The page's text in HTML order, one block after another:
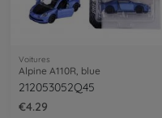
Voitures
Alpine A110R, blue
212053052Q45
€4.29